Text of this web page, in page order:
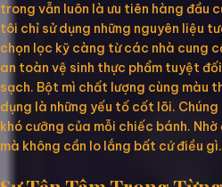
trong vẫn luôn là ưu tiên hàng đầu
tôi chỉ sử dụng những nguyên liệu
chọn lọc kỹ càng từ các nhà cung
an toàn vệ sinh thực phẩm tuyệt
sạch. Bột mì chất lượng cùng màu
dụng là những yếu tố cốt lõi.
khó cưỡng của mỗi chiếc bánh.
mà không cần lo lắng bất cứ điều gì.